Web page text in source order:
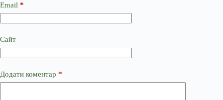
Email *
Сайт
Додати коментар *